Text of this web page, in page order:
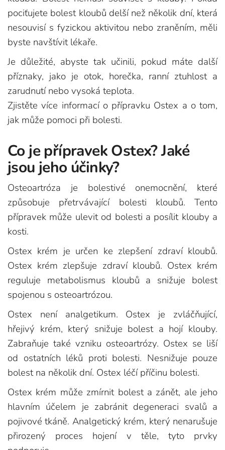
pociťujete bolest kloubů delší než několik dní, která
nesouvisí s fyzickou aktivitou nebo zraněním, měli
byste navštívit lékaře.
Je důležité, abyste tak učinili, pokud máte další
příznaky, jako je otok, horečka, ranní ztuhlost a
zarudnutí nebo vysoká teplota.
Zjistěte více informací o přípravku Ostex a o tom,
jak může pomoci při bolesti.
Co je přípravek Ostex? Jaké
jsou jeho účinky?
Osteoartróza je bolestivé onemocnění, které
způsobuje přetrvávající bolesti kloubů. Tento
přípravek může ulevit od bolesti a posílit klouby a
kosti.
Ostex krém je určen ke zlepšení zdraví kloubů.
Ostex krém zlepšuje zdraví kloubů. Ostex krém
reguluje metabolismus kloubů a snižuje bolest
spojenou s osteoartrózou.
Ostex není analgetikum. Ostex je zvláčňující,
hřejivý krém, který snižuje bolest a hojí klouby.
Zabraňuje také vzniku osteoartrózy. Ostex se liší
od ostatních léků proti bolesti. Nesnižuje pouze
bolest na několik dní. Ostex léčí příčinu bolesti.
Ostex krém může zmírnit bolest a zánět, ale jeho
hlavním účelem je zabránit degeneraci svalů a
pojivové tkáně. Analgetický krém, který nenarušuje
přirozený proces hojení v těle, tyto prvky